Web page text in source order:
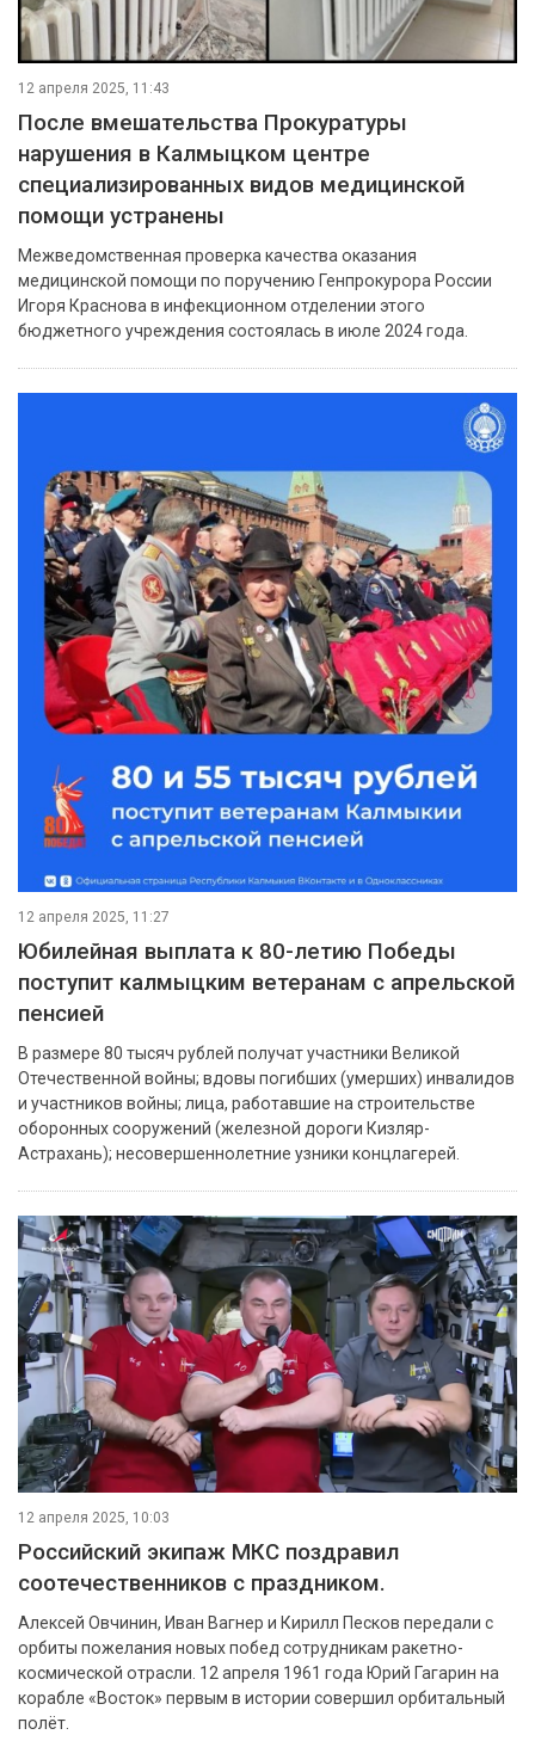
12 апреля 2025, 11:43
После вмешательства Прокуратуры
нарушения в Калмыцком центре
специализированных видов медицинской
помощи устранены
Межведомственная проверка качества оказания
медицинской помощи по поручению Генпрокурора России
Игоря Краснова в инфекционном отделении этого
бюджетного учреждения состоялась в июле 2024 года.
12 апреля 2025, 11:27
Юбилейная выплата к 80-летию Победы
поступит калмыцким ветеранам с апрельской
пенсией
В размере 80 тысяч рублей получат участники Великой
Отечественной войны; вдовы погибших (умерших) инвалидов
и участников войны; лица, работавшие на строительстве
оборонных сооружений (железной дороги Кизляр-
Астрахань); несовершеннолетние узники концлагерей.
12 апреля 2025, 10:03
Российский экипаж МКС поздравил
соотечественников с праздником.
Алексей Овчинин, Иван Вагнер и Кирилл Песков передали с
орбиты пожелания новых побед сотрудникам ракетно-
космической отрасли. 12 апреля 1961 года Юрий Гагарин на
корабле «Восток» первым в истории совершил орбитальный
полёт.